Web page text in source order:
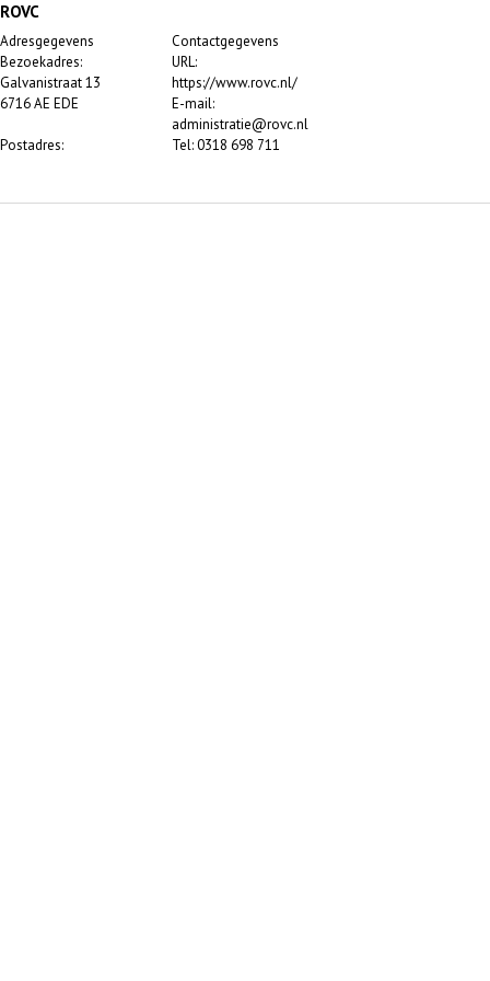
ROVC
Adresgegevens
Bezoekadres:
Galvanistraat 13
6716 AE EDE
Postadres:
Contactgegevens
URL:
https://www.rovc.nl/
E-mail:
administratie@rovc.nl
Tel: 0318 698 711